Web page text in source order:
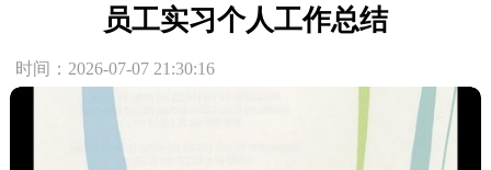
员工实习个人工作总结
时间：2026-07-07 21:30:16